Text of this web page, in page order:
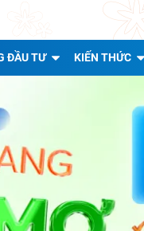
ĐẦU TƯ KIẾN THỨC